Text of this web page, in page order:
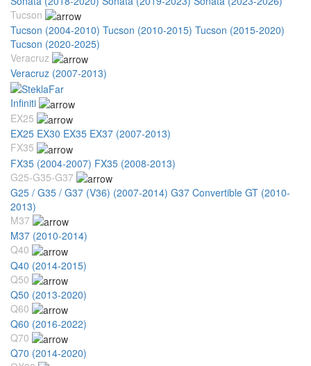
Tucson
Tucson (2004-2010) Tucson (2010-2015) Tucson (2015-2020)
Tucson (2020-2025)
Veracruz
Veracruz (2007-2013)
Infiniti
EX25
EX25 EX30 EX35 EX37 (2007-2013)
FX35
FX35 (2004-2007) FX35 (2008-2013)
G25-G35-G37
G25 / G35 / G37 (V36) (2007-2014) G37 Convertible GT (2010-
2013)
M37
M37 (2010-2014)
Q40
Q40 (2014-2015)
Q50
Q50 (2013-2020)
Q60
Q60 (2016-2022)
Q70
Q70 (2014-2020)